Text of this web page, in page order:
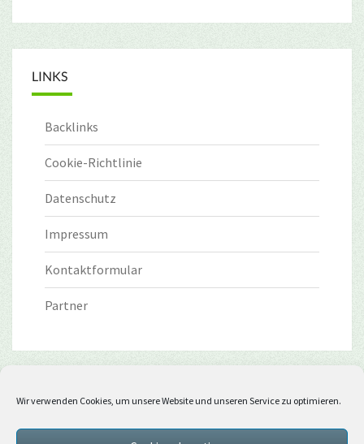
Wir verwenden Cookies, um unsere Website und unseren Service zu optimieren.
LINKS
Backlinks
Cookie-Richtlinie
Datenschutz
Impressum
Kontaktformular
Partner